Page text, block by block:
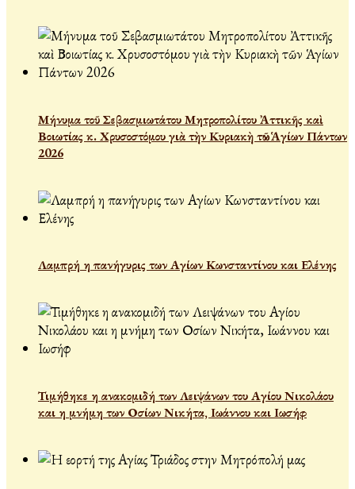
Μήνυμα τοῦ Σεβασμιωτάτου Μητροπολίτου Ἀττικῆς καὶ
Βοιωτίας κ. Χρυσοστόμου γιὰ τὴν Κυριακὴ τῶν Ἁγίων Πάντων
2026
Λαμπρή η πανήγυρις των Αγίων Κωνσταντίνου και Ελένης
Τιμήθηκε η ανακομιδή των Λειψάνων του Αγίου Νικολάου
και η μνήμη των Οσίων Νικήτα, Ιωάννου και Ιωσήφ